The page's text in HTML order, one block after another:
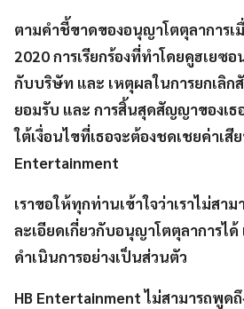
ตามคำชี้ขาดของอนุญาโตตุลาการเ
2020 การเรียกร้องที่ทำโดยคูฮเยซ
กับบริษัท และ เหตุผลในการยกเลิ
ยอมรับ และ การสิ้นสุดสัญญาของเธ
ใต้เงื่อนไขที่เธอจะต้องชดเชยค่าเสี
Entertainment
เราขอให้ทุกท่านเข้าใจว่าเราไม่สาม
ละเอียดเกี่ยวกับอนุญาโตตุลาการได้
ดำเนินการอย่างเป็นส่วนตัว
HB Entertainment ไม่สามารถพูด